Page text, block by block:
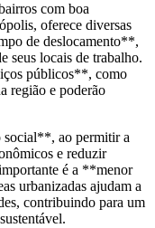
com boa
oferece diversas
de deslocamento**,
seus locais de trabalho.
públicos**, como
região e poderão
ao permitir a
e reduzir
é a **menor
urbanizadas ajudam a
contribuindo para um